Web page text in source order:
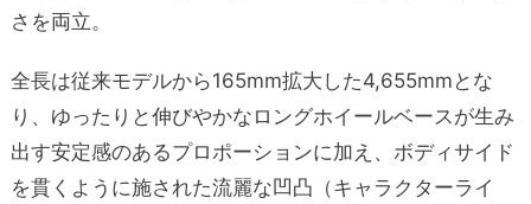
さを両立。
全長は従来モデルから165mm拡大した4,655mmとな
り、ゆったりと伸びやかなロングホイールベースが生み
出す安定感のあるプロポーションに加え、ボディサイド
を貫くように施された流麗な凹凸（キャラクターライ